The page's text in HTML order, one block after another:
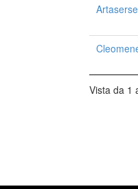
Artaserse
Vista da 1